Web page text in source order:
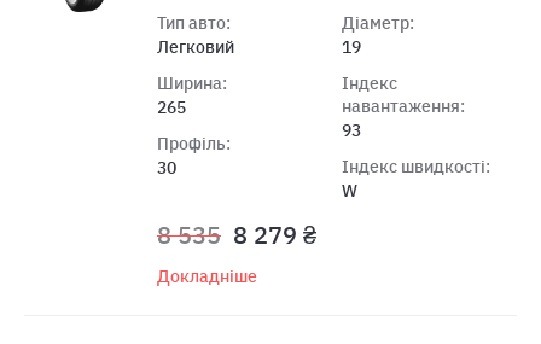
Тип авто:
Легковий
Ширина:
265
Профіль:
30
Діаметр:
19
Індекс
навантаження:
93
Індекс швидкості:
W
8 535 8 279 ₴
Докладніше